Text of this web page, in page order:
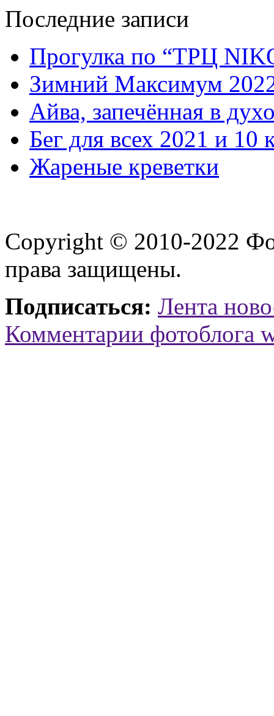
Последние записи
Прогулка по “ТРЦ
Зимний Максимум
Айва, запечённая в
Бег для всех 2021 и 10
Жареные креветки
Copyright © 2010-2022
права защищены.
Подписаться: Лента
Комментарии фотоблога